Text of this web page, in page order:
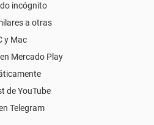
incógnito
a otras
y Mac
Mercado Play
de YouTube
Telegram